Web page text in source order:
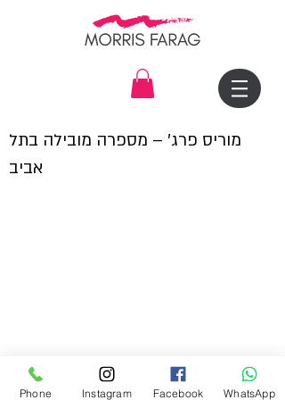
מוריס פרג׳ – מספרה מובילה בתל
אביב
שעות פעילות המספרה:
Phone Instagram Facebook WhatsApp